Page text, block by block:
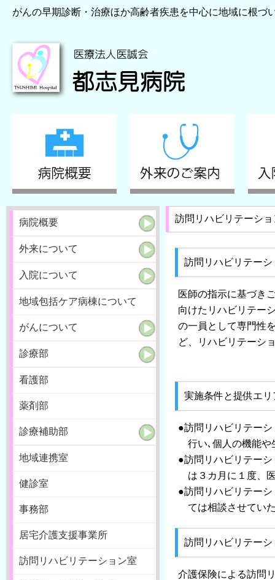
がんの早期診断・治療ほか高齢者疾患を中心に地域に根づ
病院概要
外来について
入院について
地域包括ケア病棟について
がんについて
診療部
看護部
薬剤部
診療補助部
地域連携室
健診室
事務部
居宅介護支援事業所
訪問リハビリテーション室
訪問リハビリテーシ
訪問リハビリテーシ
医師の指示に基づき
向けたリハビリテー
の一員として専門性
ど、リハビリテーシ
実施条件と提供エ
●訪問リハビリテー
行い､個人の機能や
●訪問リハビリテー
は３カ月に１度、
●訪問リハビリテー
ては相談させてい
訪問リハビリテー
介護保険による訪問